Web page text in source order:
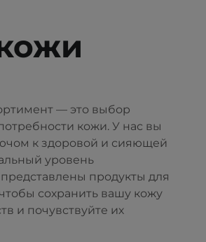
— это выбор
кожи. У нас вы
к здоровой и сияющей
уровень
продукты для
сохранить вашу кожу
и почувствуйте их